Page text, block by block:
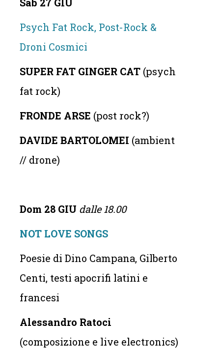
Psych Fat Rock, Post-Rock &
Droni Cosmici
SUPER FAT GINGER CAT (psych
fat rock)
FRONDE ARSE (post rock?)
DAVIDE BARTOLOMEI (ambient
// drone)
Dom 28 GIU dalle 18.00
NOT LOVE SONGS
Poesie di Dino Campana, Gilberto
Centi, testi apocrifi latini e
francesi
Alessandro Ratoci
(composizione e live electronics)